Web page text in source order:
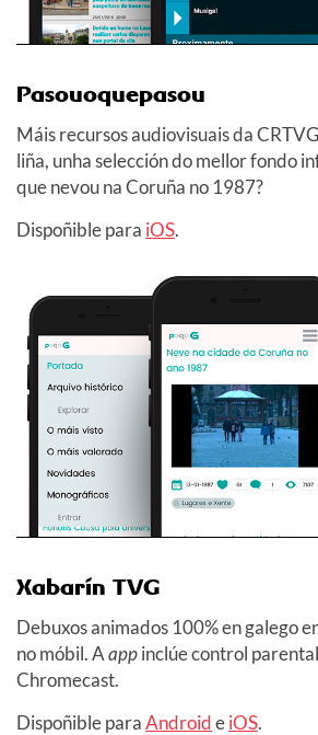
Pasouoquepasou
Máis recursos audiovisuais da
liña, unha selección do mellor fondo
que nevou na Coruña no 1987?
Dispoñible para iOS.
Xabarín TVG
Debuxos animados 100% en galego
no móbil. Aappinclúe control
Chromecast.
Dispoñible paraAndroideiOS.